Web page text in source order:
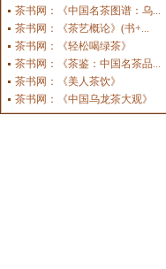
茶书网：《中国名茶图谱：乌...
茶书网：《茶艺概论》(书+...
茶书网：《轻松喝绿茶》
茶书网：《茶鉴：中国名茶品...
茶书网：《美人茶饮》
茶书网：《中国乌龙茶大观》